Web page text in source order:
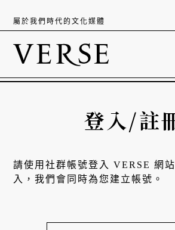
屬於我們時代的文化媒體
登入/註
請使用社群帳號登入 VERSE 網
入，我們會同時為您建立帳號。